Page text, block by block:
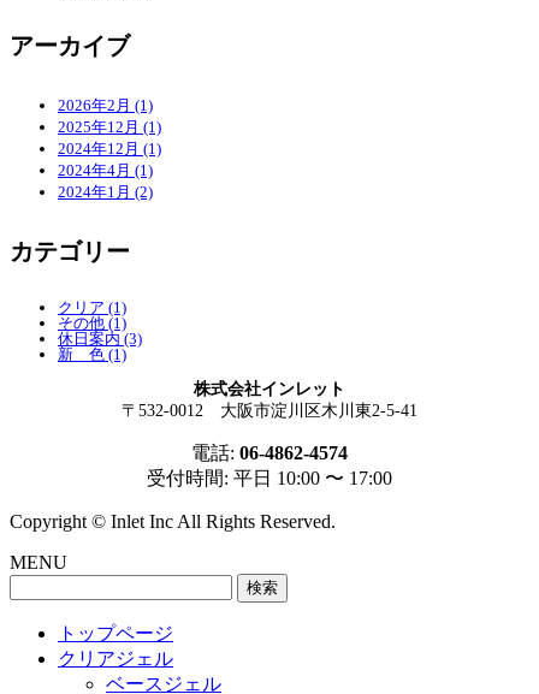
アーカイブ
2026年2月 (1)
2025年12月 (1)
2024年12月 (1)
2024年4月 (1)
2024年1月 (2)
カテゴリー
クリア (1)
その他 (1)
休日案内 (3)
新 色 (1)
株式会社インレット
〒532-0012 大阪市淀川区木川東2-5-41
電話: 06-4862-4574
受付時間: 平日 10:00 〜 17:00
Copyright © Inlet Inc All Rights Reserved.
MENU
トップページ
クリアジェル
ベースジェル